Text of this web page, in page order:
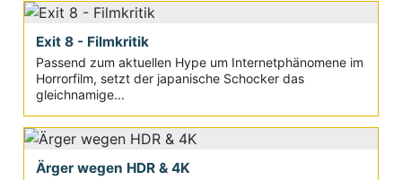
Exit 8 - Filmkritik
Passend zum aktuellen Hype um Internetphänomene im
Horrorfilm, setzt der japanische Schocker das
gleichnamige...
Ärger wegen HDR & 4K